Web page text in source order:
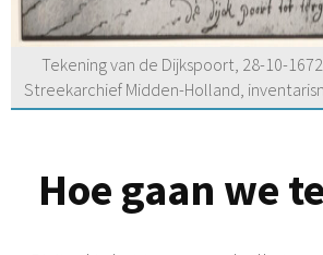
Tekening van de Dijkspoort, 28-10-
Streekarchief Midden-Holland,
Hoe gaan we